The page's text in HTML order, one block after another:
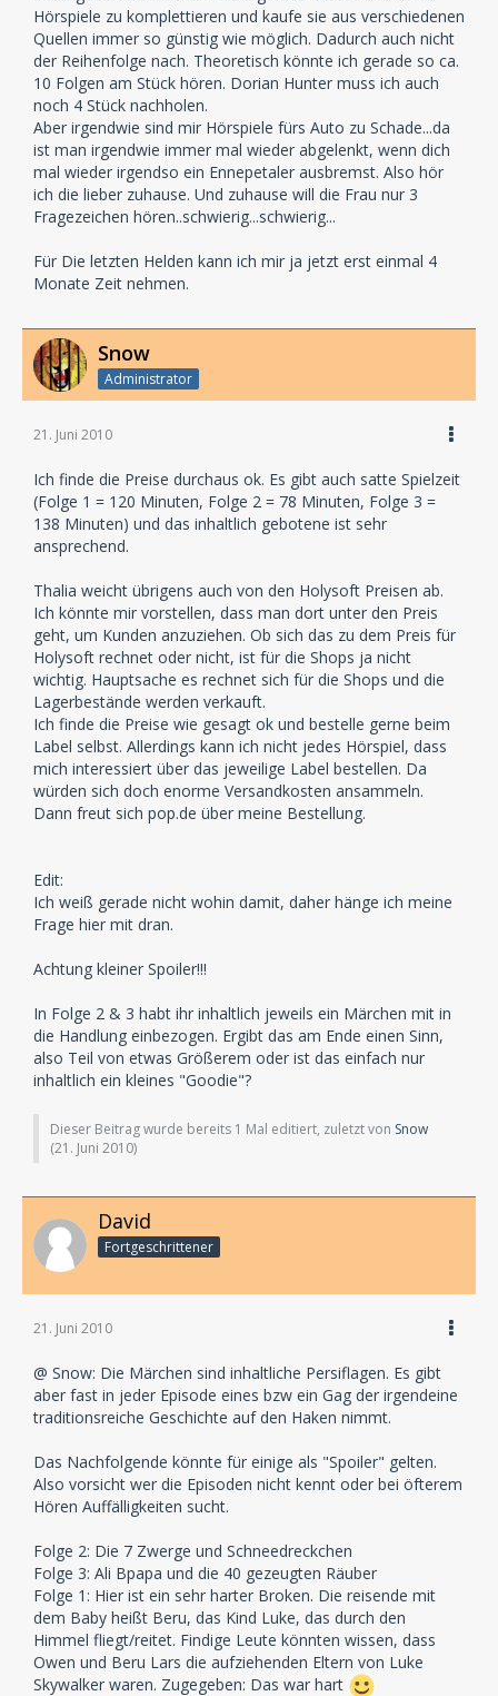
Hörspiele zu komplettieren und kaufe sie aus verschiedenen
Quellen immer so günstig wie möglich. Dadurch auch nicht
der Reihenfolge nach. Theoretisch könnte ich gerade so ca.
10 Folgen am Stück hören. Dorian Hunter muss ich auch
noch 4 Stück nachholen.
Aber irgendwie sind mir Hörspiele fürs Auto zu Schade...da
ist man irgendwie immer mal wieder abgelenkt, wenn dich
mal wieder irgendso ein Ennepetaler ausbremst. Also hör
ich die lieber zuhause. Und zuhause will die Frau nur 3
Fragezeichen hören..schwierig...schwierig...
Für Die letzten Helden kann ich mir ja jetzt erst einmal 4
Monate Zeit nehmen.
Snow
Administrator
21. Juni 2010
Ich finde die Preise durchaus ok. Es gibt auch satte Spielzeit
(Folge 1 = 120 Minuten, Folge 2 = 78 Minuten, Folge 3 =
138 Minuten) und das inhaltlich gebotene ist sehr
ansprechend.
Thalia weicht übrigens auch von den Holysoft Preisen ab.
Ich könnte mir vorstellen, dass man dort unter den Preis
geht, um Kunden anzuziehen. Ob sich das zu dem Preis für
Holysoft rechnet oder nicht, ist für die Shops ja nicht
wichtig. Hauptsache es rechnet sich für die Shops und die
Lagerbestände werden verkauft.
Ich finde die Preise wie gesagt ok und bestelle gerne beim
Label selbst. Allerdings kann ich nicht jedes Hörspiel, dass
mich interessiert über das jeweilige Label bestellen. Da
würden sich doch enorme Versandkosten ansammeln.
Dann freut sich pop.de über meine Bestellung.
Edit:
Ich weiß gerade nicht wohin damit, daher hänge ich meine
Frage hier mit dran.
Achtung kleiner Spoiler!!!
In Folge 2 & 3 habt ihr inhaltlich jeweils ein Märchen mit in
die Handlung einbezogen. Ergibt das am Ende einen Sinn,
also Teil von etwas Größerem oder ist das einfach nur
inhaltlich ein kleines "Goodie"?
Dieser Beitrag wurde bereits 1 Mal editiert, zuletzt von Snow
(21. Juni 2010)
David
Fortgeschrittener
21. Juni 2010
@ Snow: Die Märchen sind inhaltliche Persiflagen. Es gibt
aber fast in jeder Episode eines bzw ein Gag der irgendeine
traditionsreiche Geschichte auf den Haken nimmt.
Das Nachfolgende könnte für einige als "Spoiler" gelten.
Also vorsicht wer die Episoden nicht kennt oder bei öfterem
Hören Auffälligkeiten sucht.
Folge 2: Die 7 Zwerge und Schneedreckchen
Folge 3: Ali Bpapa und die 40 gezeugten Räuber
Folge 1: Hier ist ein sehr harter Broken. Die reisende mit
dem Baby heißt Beru, das Kind Luke, das durch den
Himmel fliegt/reitet. Findige Leute könnten wissen, dass
Owen und Beru Lars die aufziehenden Eltern von Luke
Skywalker waren. Zugegeben: Das war hart